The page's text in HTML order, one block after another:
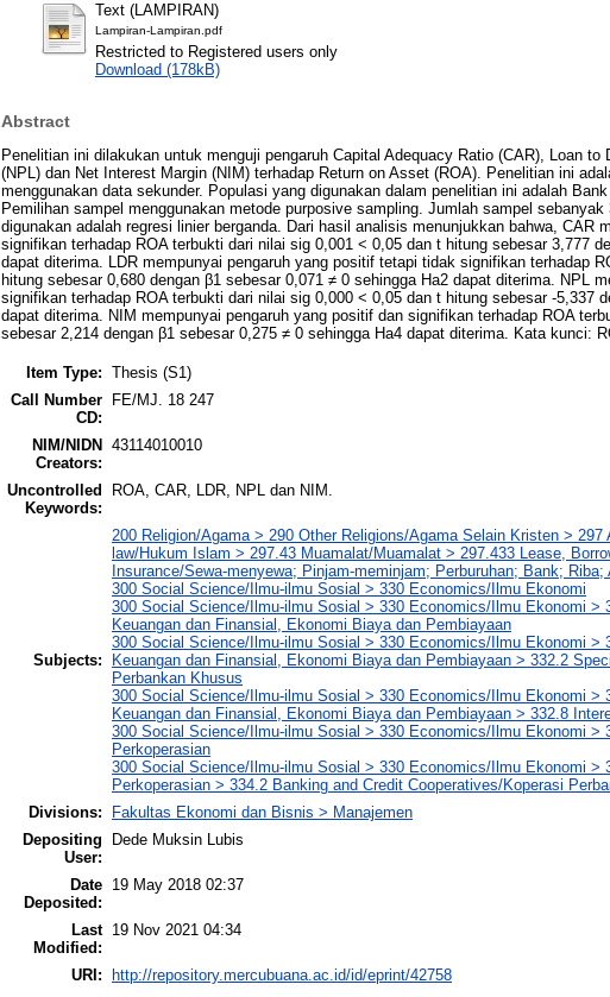
Text (LAMPIRAN)
Lampiran-Lampiran.pdf
Restricted to Registered users only
Download (178kB)
Abstract
Penelitian ini dilakukan untuk menguji pengaruh Capital Adequacy Ratio (CAR), Loan to
(NPL) dan Net Interest Margin (NIM) terhadap Return on Asset (ROA). Penelitian ini
menggunakan data sekunder. Populasi yang digunakan dalam penelitian ini adalah
Pemilihan sampel menggunakan metode purposive sampling. Jumlah sampel
digunakan adalah regresi linier berganda. Dari hasil analisis menunjukkan bahwa, CAR
signifikan terhadap ROA terbukti dari nilai sig 0,001 < 0,05 dan t hitung sebesar 3,777
dapat diterima. LDR mempunyai pengaruh yang positif tetapi tidak signifikan terhadap
hitung sebesar 0,680 dengan β1 sebesar 0,071 ≠ 0 sehingga Ha2 dapat diterima. NPL
signifikan terhadap ROA terbukti dari nilai sig 0,000 < 0,05 dan t hitung sebesar -5,337
dapat diterima. NIM mempunyai pengaruh yang positif dan signifikan terhadap ROA
sebesar 2,214 dengan β1 sebesar 0,275 ≠ 0 sehingga Ha4 dapat diterima. Kata kunci:
Item Type: Thesis (S1)
Call Number
CD:
FE/MJ. 18 247
NIM/NIDN
Creators:
43114010010
Uncontrolled
Keywords:
ROA, CAR, LDR, NPL dan NIM.
Subjects:
200 Religion/Agama > 290 Other Religions/Agama Selain Kristen >
law/Hukum Islam > 297.43 Muamalat/Muamalat > 297.433 Lease,
Insurance/Sewa-menyewa; Pinjam-meminjam; Perburuhan; Bank; Riba;
300 Social Science/Ilmu-ilmu Sosial > 330 Economics/Ilmu Ekonomi
300 Social Science/Ilmu-ilmu Sosial > 330 Economics/Ilmu Ekonomi >
Keuangan dan Finansial, Ekonomi Biaya dan Pembiayaan
300 Social Science/Ilmu-ilmu Sosial > 330 Economics/Ilmu Ekonomi >
Keuangan dan Finansial, Ekonomi Biaya dan Pembiayaan > 332.2
Perbankan Khusus
300 Social Science/Ilmu-ilmu Sosial > 330 Economics/Ilmu Ekonomi >
Keuangan dan Finansial, Ekonomi Biaya dan Pembiayaan > 332.8
300 Social Science/Ilmu-ilmu Sosial > 330 Economics/Ilmu Ekonomi >
Perkoperasian
300 Social Science/Ilmu-ilmu Sosial > 330 Economics/Ilmu Ekonomi >
Perkoperasian > 334.2 Banking and Credit Cooperatives/Koperasi
Divisions:
Fakultas Ekonomi dan Bisnis > Manajemen
Depositing
User:
Dede Muksin Lubis
Date
Deposited:
19 May 2018 02:37
Last
Modified:
19 Nov 2021 04:34
URI: http://repository.mercubuana.ac.id/id/eprint/42758